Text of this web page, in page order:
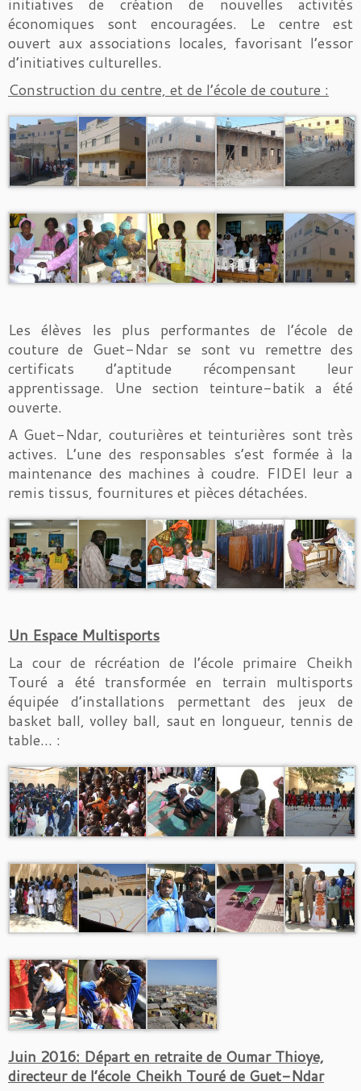
initiatives de création de nouvelles activités
économiques sont encouragées. Le centre est
ouvert aux associations locales, favorisant l’essor
d’initiatives culturelles.
Construction du centre, et de l’école de couture :
Les élèves les plus performantes de l’école de
couture de Guet-Ndar se sont vu remettre des
certificats d’aptitude récompensant leur
apprentissage. Une section teinture-batik a été
ouverte.
A Guet-Ndar, couturières et teinturières sont très
actives. L’une des responsables s’est formée à la
maintenance des machines à coudre. FIDEI leur a
remis tissus, fournitures et pièces détachées.
Un Espace Multisports
La cour de récréation de l’école primaire Cheikh
Touré a été transformée en terrain multisports
équipée d’installations permettant des jeux de
basket ball, volley ball, saut en longueur, tennis de
table… :
Juin 2016: Départ en retraite de Oumar Thioye,
directeur de l’école Cheikh Touré de Guet-Ndar